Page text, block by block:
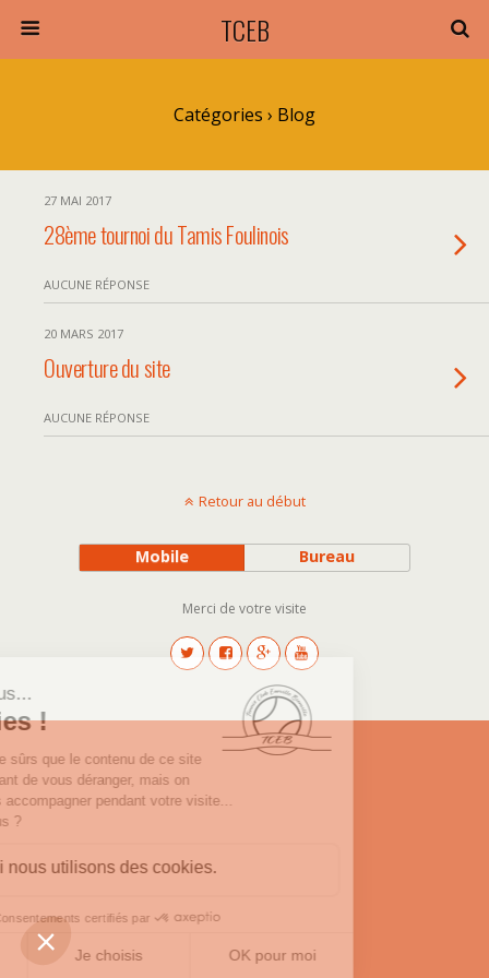
TCEB
Catégories › Blog
27 MAI 2017
28ème tournoi du Tamis Foulinois
AUCUNE RÉPONSE
20 MARS 2017
Ouverture du site
AUCUNE RÉPONSE
Retour au début
Mobile Bureau
Merci de votre visite